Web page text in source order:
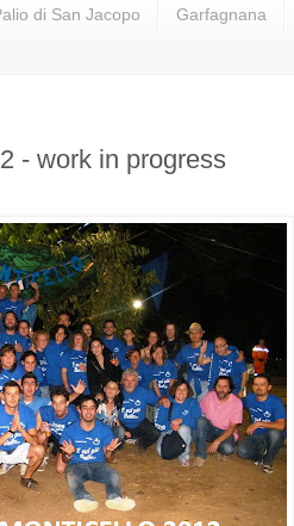
di San Jacopo Garfagnana
- work in progress